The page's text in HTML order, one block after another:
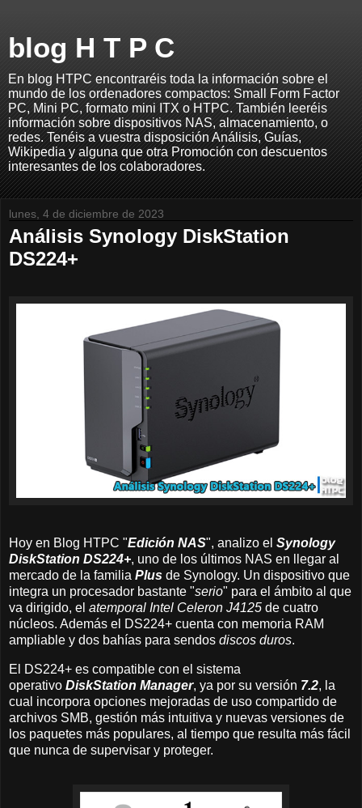
blog H T P C
En blog HTPC encontraréis toda la información sobre el
mundo de los ordenadores compactos: Small Form Factor
PC, Mini PC, formato mini ITX o HTPC. También leeréis
información sobre dispositivos NAS, almacenamiento, o
redes. Tenéis a vuestra disposición Análisis, Guías,
Wikipedia y alguna que otra Promoción con descuentos
interesantes de los colaboradores.
lunes, 4 de diciembre de 2023
Análisis Synology DiskStation
DS224+
Hoy en Blog HTPC "Edición NAS", analizo el Synology
DiskStation DS224+, uno de los últimos NAS en llegar al
mercado de la familia Plus de Synology. Un dispositivo que
integra un procesador bastante "serio" para el ámbito al que
va dirigido, el atemporal Intel Celeron J4125 de cuatro
núcleos. Además el DS224+ cuenta con memoria RAM
ampliable y dos bahías para sendos discos duros.
El DS224+ es compatible con el sistema
operativo DiskStation Manager, ya por su versión 7.2, la
cual incorpora opciones mejoradas de uso compartido de
archivos SMB, gestión más intuitiva y nuevas versiones de
los paquetes más populares, al tiempo que resulta más fácil
que nunca de supervisar y proteger.